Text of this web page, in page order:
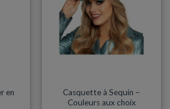
en
Casquette à Sequin –
Couleurs aux choix